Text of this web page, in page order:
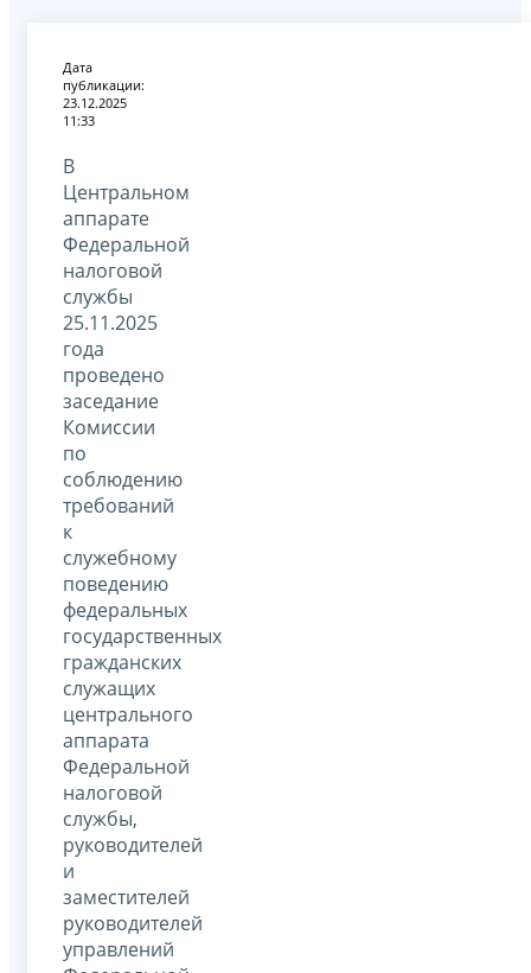
Дата
публикации:
23.12.2025
11:33
В
Центральном
аппарате
Федеральной
налоговой
службы
25.11.2025
года
проведено
заседание
Комиссии
по
соблюдению
требований
к
служебному
поведению
федеральных
государственных
гражданских
служащих
центрального
аппарата
Федеральной
налоговой
службы,
руководителей
и
заместителей
руководителей
управлений